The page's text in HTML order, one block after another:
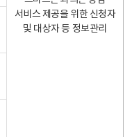
서비스 제공을 위한 신청자
및 대상자 등 정보관리